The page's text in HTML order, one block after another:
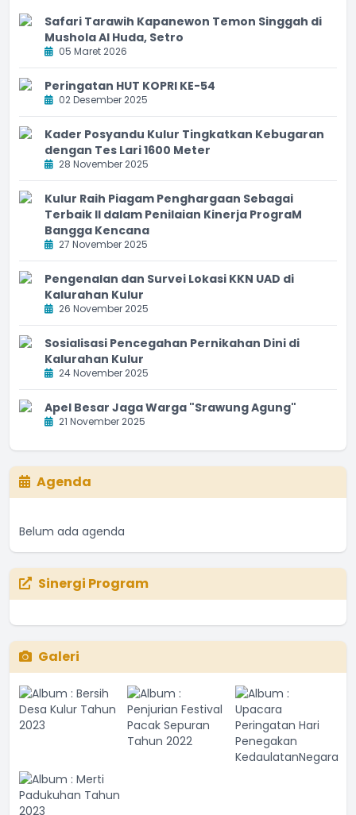
Safari Tarawih Kapanewon Temon Singgah di
Mushola Al Huda, Setro
05 Maret 2026
Peringatan HUT KOPRI KE-54
02 Desember 2025
Kader Posyandu Kulur Tingkatkan Kebugaran
dengan Tes Lari 1600 Meter
28 November 2025
Kulur Raih Piagam Penghargaan Sebagai
Terbaik II dalam Penilaian Kinerja PrograM
Bangga Kencana
27 November 2025
Pengenalan dan Survei Lokasi KKN UAD di
Kalurahan Kulur
26 November 2025
Sosialisasi Pencegahan Pernikahan Dini di
Kalurahan Kulur
24 November 2025
Apel Besar Jaga Warga "Srawung Agung"
21 November 2025
Agenda
Belum ada agenda
Sinergi Program
Galeri